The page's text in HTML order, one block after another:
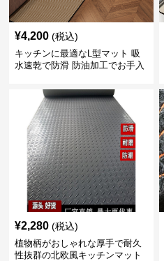
¥4,200 (税込)
キッチンに最適なL型マット 吸
水速乾で防滑 防油加工でお手入
¥2,280 (税込)
植物柄がおしゃれな厚手で耐久
性抜群の北欧風キッチンマット